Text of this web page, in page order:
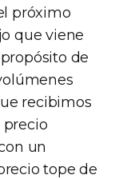
próximo
que viene
de
recibimos
precio
un
tope de